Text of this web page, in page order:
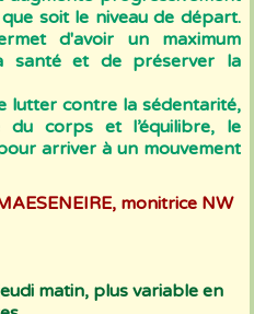
soit le niveau de départ.
d'avoir un maximum
santé et de préserver la
lutter contre la sédentarité,
corps et l’équilibre, le
arriver à un mouvement
monitrice NW
matin, plus variable en